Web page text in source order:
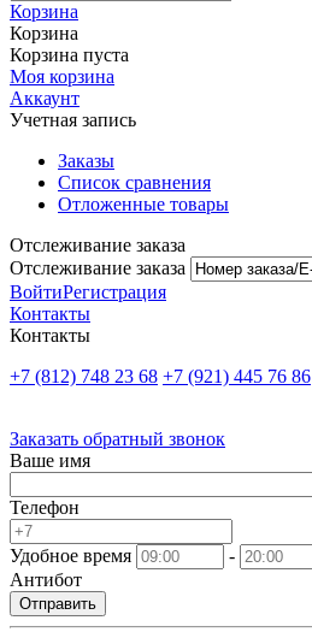
Корзина
Корзина
Корзина пуста
Моя корзина
Аккаунт
Учетная запись
Заказы
Список сравнения
Отложенные товары
Отслеживание заказа
Отслеживание заказа
ВойтиРегистрация
Контакты
Контакты
+7 (812) 748 23 68 +7 (921) 445 76 86
Заказать обратный звонок
Ваше имя
Телефон
Удобное время
-
Антибот
Отправить